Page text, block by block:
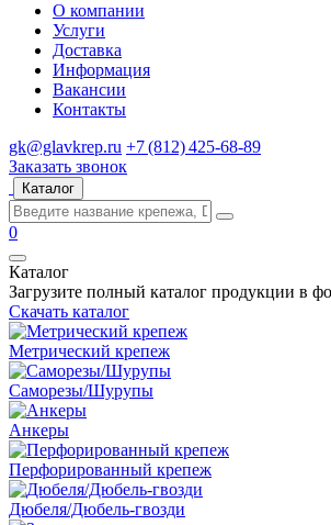
О компании
Услуги
Доставка
Информация
Вакансии
Контакты
gk@glavkrep.ru +7 (812) 425-68-89
Заказать звонок
Каталог
0
Каталог
Загрузите полный каталог продукции в
Скачать каталог
Метрический крепеж
Саморезы/Шурупы
Анкеры
Перфорированный крепеж
Дюбеля/Дюбель-гвозди